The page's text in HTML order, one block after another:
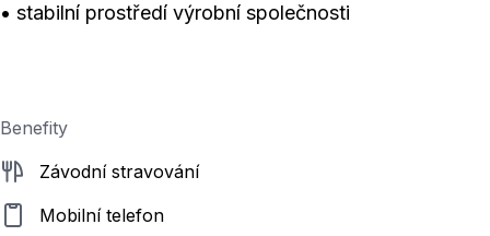
• stabilní prostředí výrobní společnosti
Benefity
Závodní stravování
Mobilní telefon